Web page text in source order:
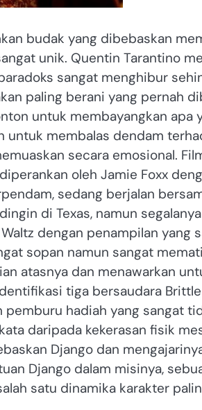
budak yang dibebaskan
unik. Quentin Tarantino
sangat menghibur
paling berani yang pernah
untuk membayangkan apa
membalas dendam
secara emosional.
oleh Jamie Foxx
sedang berjalan
di Texas, namun
dengan penampilan yang
sopan namun sangat
atasnya dan menawarkan
tiga bersaudara
hadiah yang sangat
daripada kekerasan fisik
Django dan
Django dalam misinya,
satu dinamika karakter